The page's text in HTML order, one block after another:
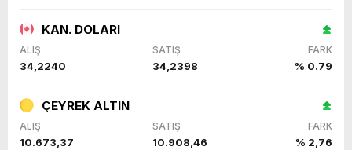
KAN. DOLARI
ALIŞ SATIŞ FARK
34,2240 34,2398 % 0.79
ÇEYREK ALTIN
ALIŞ SATIŞ FARK
10.673,37 10.908,46 % 2,76